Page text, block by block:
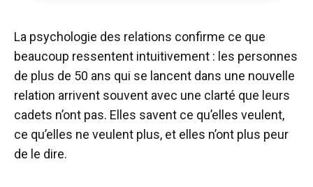
La psychologie des relations confirme ce que
beaucoup ressentent intuitivement : les personnes
de plus de 50 ans qui se lancent dans une nouvelle
relation arrivent souvent avec une clarté que leurs
cadets n’ont pas. Elles savent ce qu’elles veulent,
ce qu’elles ne veulent plus, et elles n’ont plus peur
de le dire.